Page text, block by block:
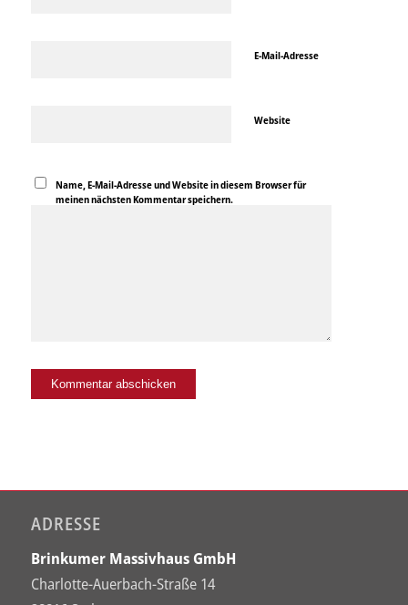
E-Mail-Adresse
Website
Name, E-Mail-Adresse und Website in diesem Browser für
meinen nächsten Kommentar speichern.
ADRESSE
Brinkumer Massivhaus GmbH
Charlotte-Auerbach-Straße 14